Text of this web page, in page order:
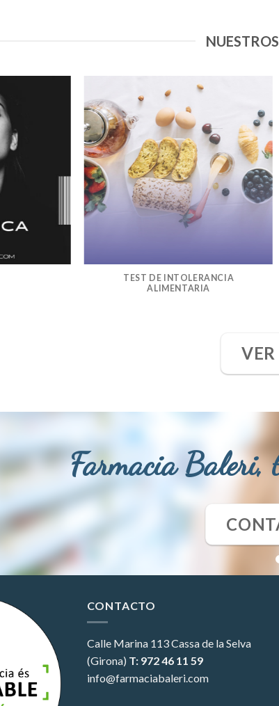
TEST DE INTOLERANCIA
ALIMENTARIA
Farmacia Baleri,
CONTACTO
Calle Marina 113Cassa de la Selva
(Girona) T: 972 46 11 59
info@farmaciabaleri.com